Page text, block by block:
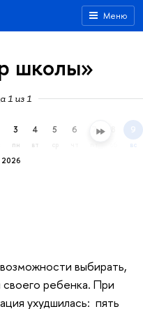
Меню
школы»
1 из 1
2026
3
пн
4
вт
5 6 7 9
вс
выбирать,
своего ребенка. При
ухудшилась: пять